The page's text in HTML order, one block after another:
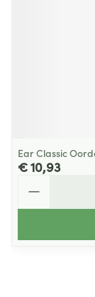
Ear Classic
€ 10,93